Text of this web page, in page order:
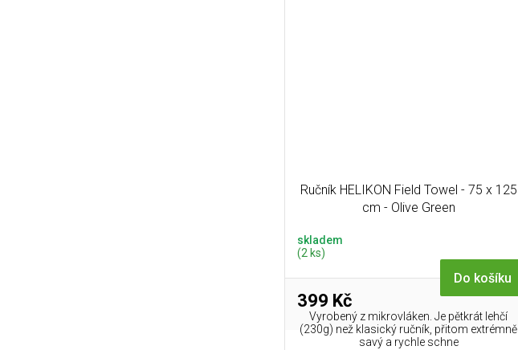
Ručník HELIKON Field Towel - 75 x 125
cm - Olive Green
skladem
(2 ks)
399 Kč
Do košíku
Vyrobený z mikrovláken. Je pětkrát lehčí
(230g) než klasický ručník, přitom extrémně
savý a rychle schne